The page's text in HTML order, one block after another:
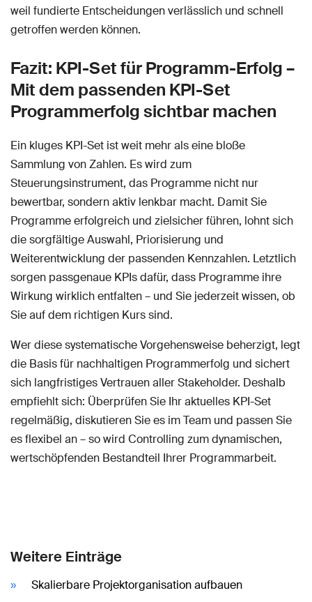
weil fundierte Entscheidungen verlässlich und schnell
getroffen werden können.
Fazit: KPI-Set für Programm-Erfolg –
Mit dem passenden KPI-Set
Programmerfolg sichtbar machen
Ein kluges KPI-Set ist weit mehr als eine bloße
Sammlung von Zahlen. Es wird zum
Steuerungsinstrument, das Programme nicht nur
bewertbar, sondern aktiv lenkbar macht. Damit Sie
Programme erfolgreich und zielsicher führen, lohnt sich
die sorgfältige Auswahl, Priorisierung und
Weiterentwicklung der passenden Kennzahlen. Letztlich
sorgen passgenaue KPIs dafür, dass Programme ihre
Wirkung wirklich entfalten – und Sie jederzeit wissen, ob
Sie auf dem richtigen Kurs sind.
Wer diese systematische Vorgehensweise beherzigt, legt
die Basis für nachhaltigen Programmerfolg und sichert
sich langfristiges Vertrauen aller Stakeholder. Deshalb
empfiehlt sich: Überprüfen Sie Ihr aktuelles KPI-Set
regelmäßig, diskutieren Sie es im Team und passen Sie
es flexibel an – so wird Controlling zum dynamischen,
wertschöpfenden Bestandteil Ihrer Programmarbeit.
Weitere Einträge
Skalierbare Projektorganisation aufbauen